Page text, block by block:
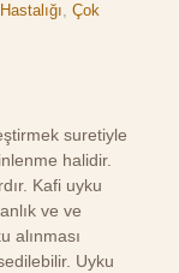
,Çok
suretiyle
halidir.
Kafi uyku
ve ve
alınması
Uyku